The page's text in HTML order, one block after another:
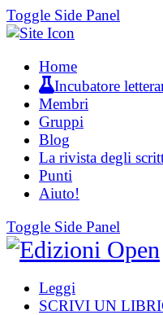
Toggle Side Panel
Home
Incubatore
Membri
Gruppi
Blog
La rivista degli
Punti
Aiuto!
Toggle Side Panel
Leggi
SCRIVI UN